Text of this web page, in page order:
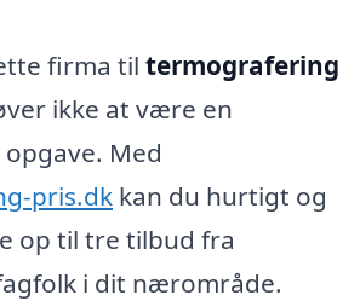
firma til termografering
ikke at være en
Med
pris.dk kan du hurtigt og
op til tre tilbud fra
i dit nærområde.